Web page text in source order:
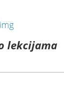
lekcijama